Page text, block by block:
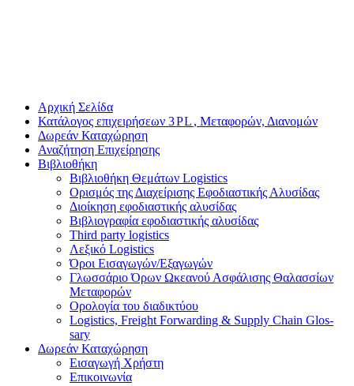
Αρχική Σελίδα
Κατάλογος επιχειρήσεων 3PL , Μεταφορών, Διανομών
Δωρεάν Καταχώρηση
Αναζήτηση Επιχείρησης
Βιβλιοθήκη
Βιβλιοθήκη Θεμάτων Logis­tics
Ορισμός της Διαχείρισης Εφοδιαστικής Αλυσίδας
Διοίκηση εφοδιαστικής αλυσίδας
Βιβλιογραφία εφοδιαστικής αλυσίδας
Third party logis­tics
Λεξικό Logis­tics
Όροι Εισαγωγών/​Εξαγωγών
Γλωσσάριο Όρων Ωκεανού Ασφάλισης Θαλασσίων
Μεταφορών
Ορολογία του διαδικτύου
Logis­tics, Freight For­ward­ing & Sup­ply Chain Glos­
sary
Δωρεάν Καταχώρηση
Εισαγωγή Χρήστη
Επικοινωνία